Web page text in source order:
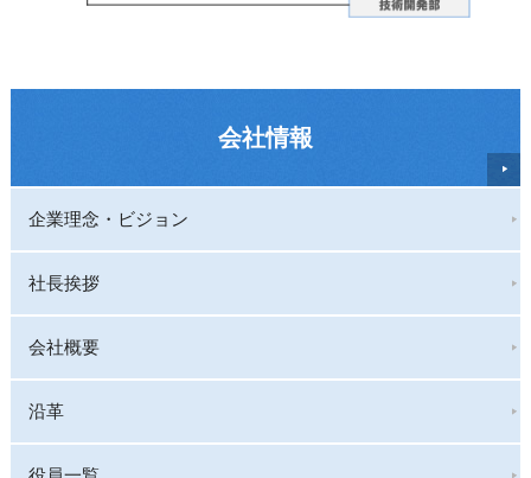
会社情報
企業理念・ビジョン
社長挨拶
会社概要
沿革